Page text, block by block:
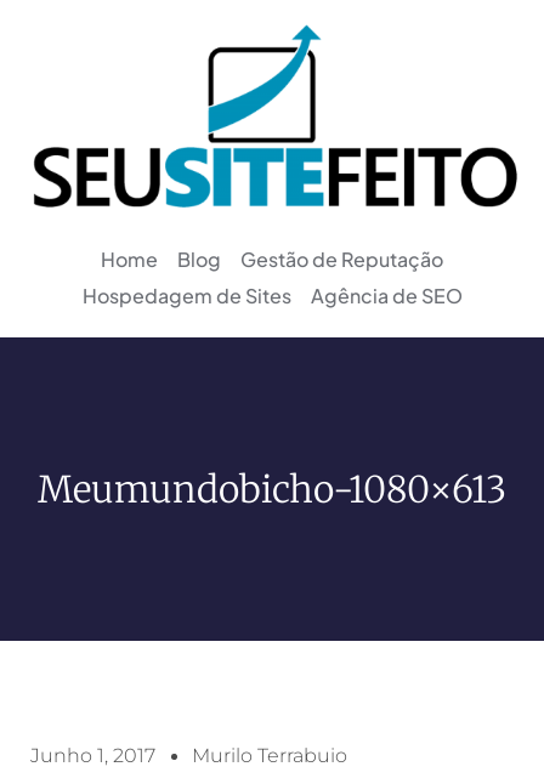
Home Blog
Gestão de Reputação
Hospedagem de Sites
Agência de SEO
Meumundobicho-1080×613
Junho 1, 2017 Murilo Terrabuio